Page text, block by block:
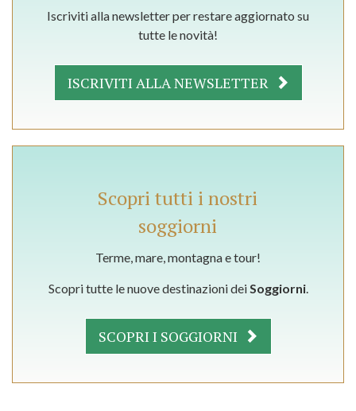
Iscriviti alla newsletter per restare aggiornato su
tutte le novità!
ISCRIVITI ALLA NEWSLETTER
Scopri tutti i nostri
soggiorni
Terme, mare, montagna e tour!
Scopri tutte le nuove destinazioni deiSoggiorni.
SCOPRI I SOGGIORNI